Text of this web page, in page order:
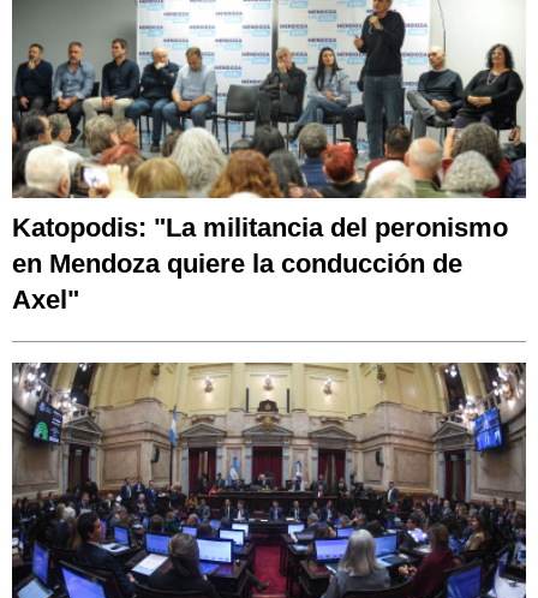
Katopodis: "La militancia del peronismo
en Mendoza quiere la conducción de
Axel"